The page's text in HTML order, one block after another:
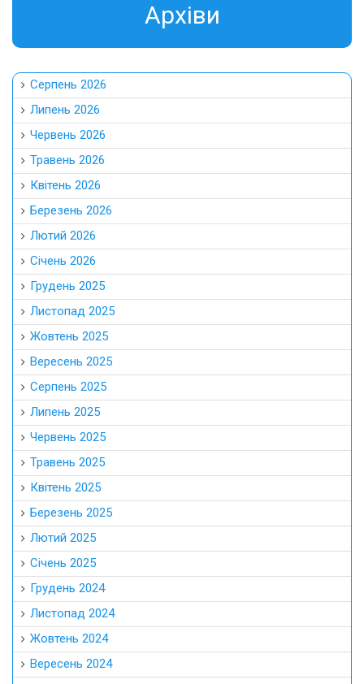
Aрхіви
Серпень 2026
Липень 2026
Червень 2026
Травень 2026
Квітень 2026
Березень 2026
Лютий 2026
Січень 2026
Грудень 2025
Листопад 2025
Жовтень 2025
Вересень 2025
Серпень 2025
Липень 2025
Червень 2025
Травень 2025
Квітень 2025
Березень 2025
Лютий 2025
Січень 2025
Грудень 2024
Листопад 2024
Жовтень 2024
Вересень 2024